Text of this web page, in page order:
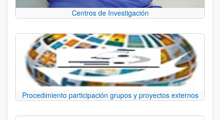
Centros de Investigación
Procedimiento participación grupos y proyectos externos